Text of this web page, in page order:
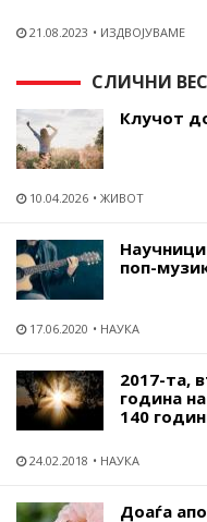
21.08.2023 ИЗДВОЈУВАМЕ
СЛИЧНИ
Клучот
10.04.2026 ЖИВОТ
поп-
17.06.2020 НАУКА
2017-та,
година
140
24.02.2018 НАУКА
Доаѓа